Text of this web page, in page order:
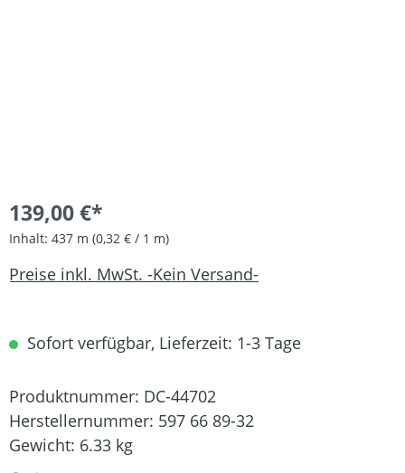
139,00 €*
Inhalt: 437 m (0,32 € / 1 m)
Preise inkl. MwSt. -Kein Versand-
Sofort verfügbar, Lieferzeit: 1-3 Tage
Produktnummer: DC-44702
Herstellernummer: 597 66 89-32
Gewicht: 6.33 kg